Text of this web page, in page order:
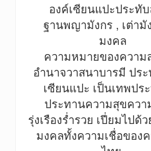
องค์เซียนแปะประทั
ฐานพญามังกร , เต่ามั
มงคล
ความหมายของควา
อำนาจวาสนาบารมี ปร
เซียนแปะ เป็นเทพปร
ประทานความสุขควา
รุ่งเรืองร่ำรวย เปี่ยมไปด้
มงคลทั้งความเชื่อของ